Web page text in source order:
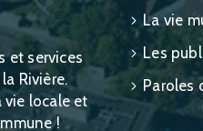
et services
Rivière.
vie locale et
!
La vie
Les
Paroles